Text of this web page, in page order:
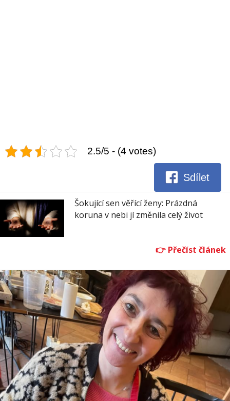
2.5/5 - (4 votes)
Sdílet
Šokující sen věřící ženy: Prázdná
koruna v nebi jí změnila celý život